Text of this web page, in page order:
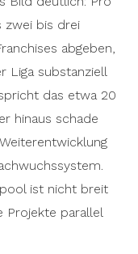
zwei bis drei
abgeben,
Liga substanziell
das etwa 20
hinaus schade
ist nicht breit
Projekte parallel